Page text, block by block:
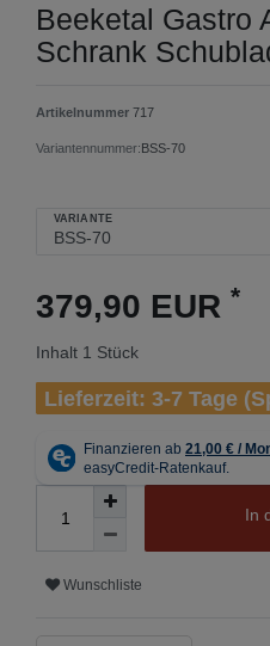
Beeketal Gastro
Schrank
Artikelnummer 717
Variantennummer:BSS-70
VARIANTE
379,90 EUR *
Inhalt 1 Stück
Lieferzeit: 3-7 Tage
In
Wunschliste